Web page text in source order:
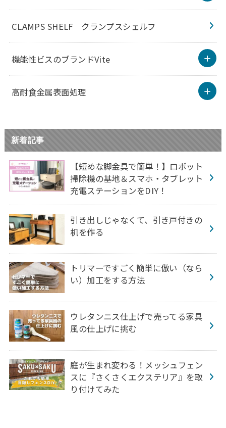
CLAMPS SHELF クランプスシェルフ
機能性ビスのブランドVite
高耐食金属表面処理
新着記事
【短めな脚金具で簡単！】ロボット
掃除機の基地＆スマホ・タブレット
充電ステーションをDIY！
引き出しじゃなくて、引き戸付きの
机を作る
トリマーですごく簡単に倣い（なら
い）加工をする方法
ウレタンニス仕上げで売ってる家具
風の仕上げに挑む
庭が生まれ変わる！メッシュフェン
スに『さくさくエクステリア』を取
り付けてみた